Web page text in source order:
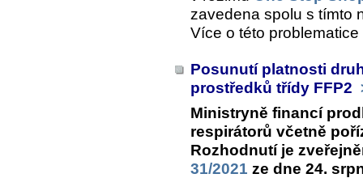
zavedena spolu s tímto
Více o této
Posunutí platnosti
prostředků třídy FFP2
Ministryně financí
respirátorů včetně
Rozhodnutí je
31/2021 ze dne 24.